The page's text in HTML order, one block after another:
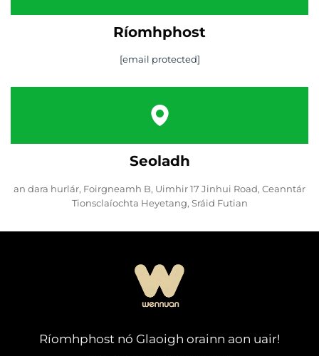
Ríomhphost
[email protected]
Seoladh
an dara hurlár, Foirgneamh B, Uimhir 17 Jinhui Road, Ceanntár
Tionsclaíochta Heyetang, Sráid Futian
Ríomhphost nó Glaoigh orainn aon uair!